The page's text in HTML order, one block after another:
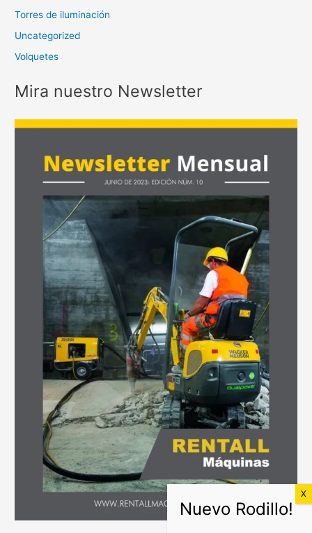
Torres de iluminación
Uncategorized
Volquetes
Mira nuestro Newsletter